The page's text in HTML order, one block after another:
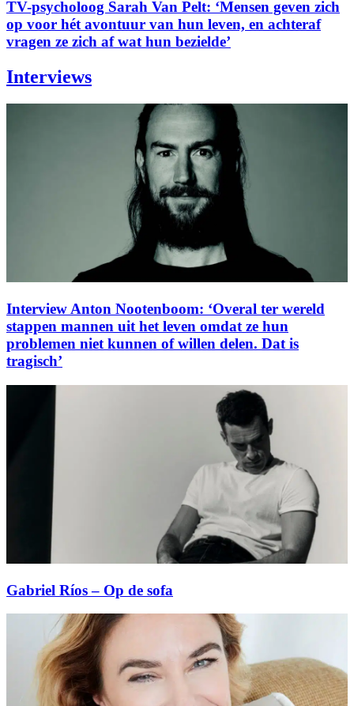
TV-psycholoog Sarah Van Pelt: ‘Mensen geven zich
op voor hét avontuur van hun leven, en achteraf
vragen ze zich af wat hun bezielde’
Interviews
Interview Anton Nootenboom: ‘Overal ter wereld
stappen mannen uit het leven omdat ze hun
problemen niet kunnen of willen delen. Dat is
tragisch’
Gabriel Ríos – Op de sofa